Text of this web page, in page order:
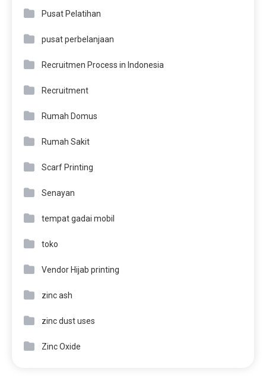
Pusat Pelatihan
pusat perbelanjaan
Recruitmen Process in Indonesia
Recruitment
Rumah Domus
Rumah Sakit
Scarf Printing
Senayan
tempat gadai mobil
toko
Vendor Hijab printing
zinc ash
zinc dust uses
Zinc Oxide